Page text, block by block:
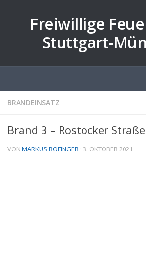
Freiwillige
Stuttgart-
BRANDEINSATZ
Brand 3 – Rostocker Straße
VON MARKUS BOFINGER · 3. OKTOBER 2021